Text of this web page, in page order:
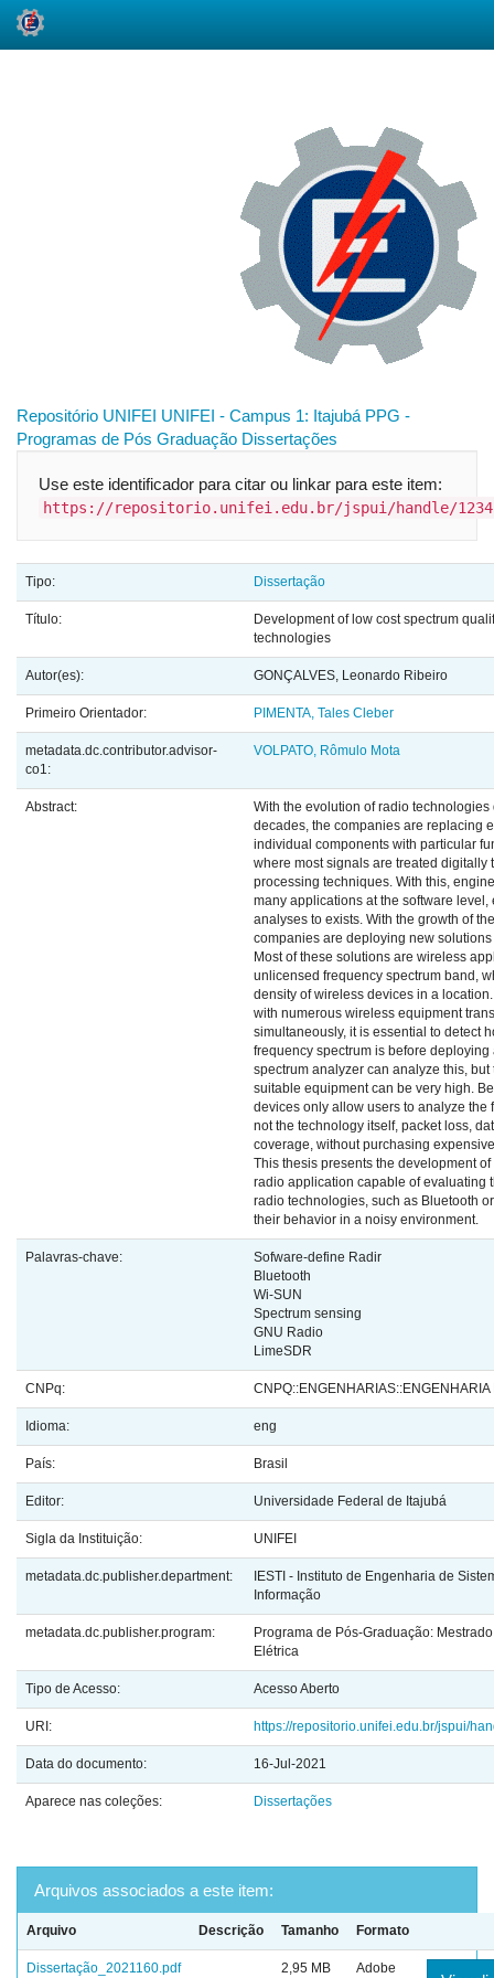
Repositório UNIFEI UNIFEI - Campus 1: Itajubá PPG -
Programas de Pós Graduação Dissertações
Use este identificador para citar ou linkar para este item:
https://repositorio.unifei.edu.br/jspui/handle/
Tipo: Dissertação
Título:
Development of low cost spectrum
technologies
Autor(es): GONÇALVES, Leonardo Ribeiro
Primeiro Orientador: PIMENTA, Tales Cleber
metadata.dc.contributor.advisor-
co1:
VOLPATO, Rômulo Mota
Abstract:
With the evolution of radio technologies
decades, the companies are replacing
individual components with particular
where most signals are treated digitally
processing techniques. With this,
many applications at the software level,
analyses to exists. With the growth of
companies are deploying new
Most of these solutions are wireless
unlicensed frequency spectrum band,
density of wireless devices in a
with numerous wireless equipment
simultaneously, it is essential to detect
frequency spectrum is before deploying
spectrum analyzer can analyze this,
suitable equipment can be very high.
devices only allow users to analyze the
not the technology itself, packet loss,
coverage, without purchasing
This thesis presents the development
radio application capable of evaluating
radio technologies, such as Bluetooth
their behavior in a noisy environment.
Palavras-chave:
Sofware-define Radir
Bluetooth
Wi-SUN
Spectrum sensing
GNU Radio
LimeSDR
CNPq: CNPQ::ENGENHARIAS::ENGENHARIA
Idioma: eng
País: Brasil
Editor: Universidade Federal de Itajubá
Sigla da Instituição: UNIFEI
metadata.dc.publisher.department:
IESTI - Instituto de Engenharia de
Informação
metadata.dc.publisher.program:
Programa de Pós-Graduação:
Elétrica
Tipo de Acesso: Acesso Aberto
URI: https://repositorio.unifei.edu.br/jspui/
Data do documento: 16-Jul-2021
Aparece nas coleções: Dissertações
Arquivos associados a este item:
Arquivo Descrição Tamanho Formato
Dissertação_2021160.pdf 2,95 MB
Adobe